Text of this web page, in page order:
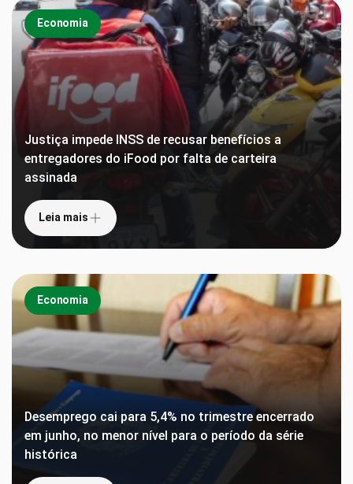
Economia
Justiça impede INSS de recusar benefícios a
entregadores do iFood por falta de carteira
assinada
Leia mais
Economia
Desemprego cai para 5,4% no trimestre encerrado
em junho, no menor nível para o período da série
histórica